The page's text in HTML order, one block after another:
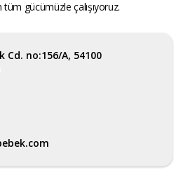
gücümüzle çalışıyoruz.
Cd. no:156/A, 54100